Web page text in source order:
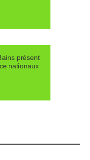
présent
nationaux